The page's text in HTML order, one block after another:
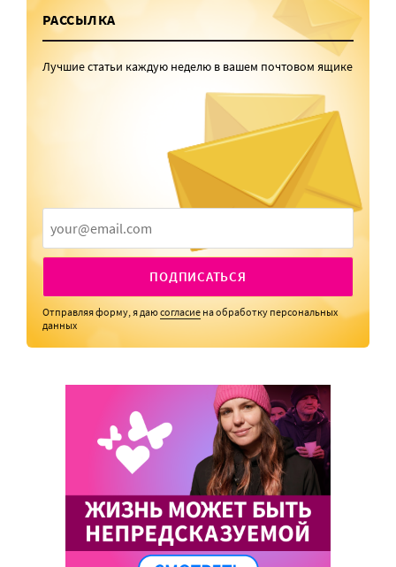
РАССЫЛКА
Лучшие статьи каждую неделю в вашем почтовом ящике
ПОДПИСАТЬСЯ
Отправляя форму, я даюсогласие на обработку персональных
данных